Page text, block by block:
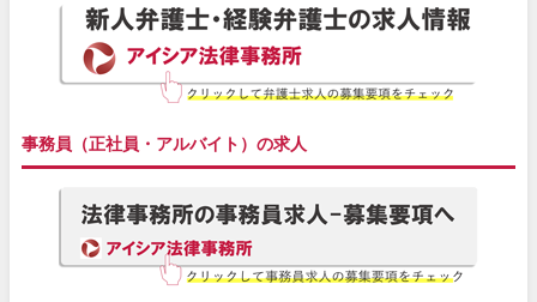
事務員（正社員・アルバイト）の求人